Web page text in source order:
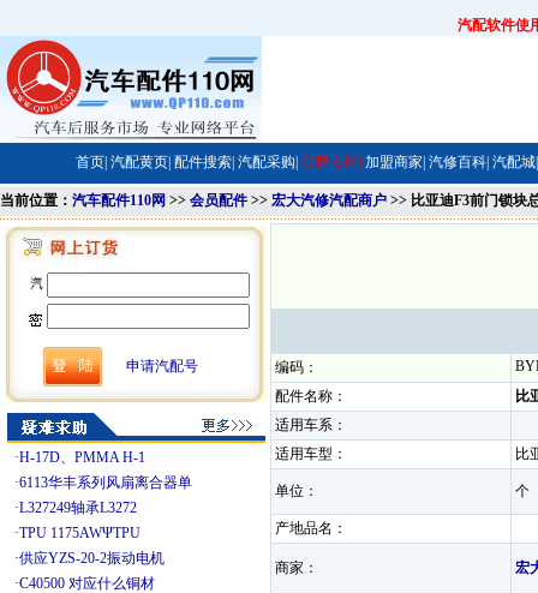
汽配软件使
首页| 汽配黄页| 配件搜索| 汽配采购| 品牌专区| 加盟商家| 汽修百科| 汽配城|
当前位置： 汽车配件110网 >> 会员配件 >> 宏大汽修汽配商户 >> 比亚迪F3前门锁块
申请汽配号
·H-17D、PMMA H-1
·6113华丰系列风扇离合器单
·L327249轴承L3272
·TPU 1175AWΨTPU
·供应YZS-20-2振动电机
·C40500 对应什么铜材
编码：
配件名称：
比
适用车系：
适用车型：
比
单位：
产地品名：
商家： 宏